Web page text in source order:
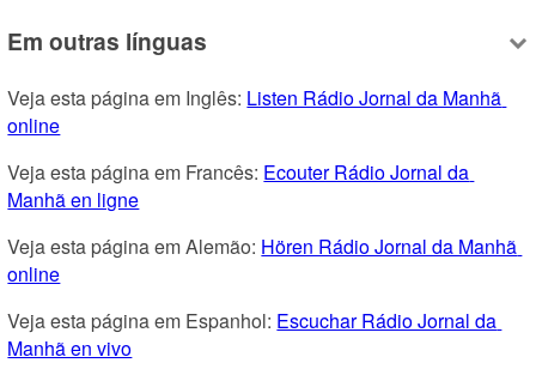
Em outras línguas
Veja esta página em Inglês: Listen Rádio Jornal da Manhã
online
Veja esta página em Francês: Ecouter Rádio Jornal da
Manhã en ligne
Veja esta página em Alemão: Hören Rádio Jornal da Manhã
online
Veja esta página em Espanhol: Escuchar Rádio Jornal da
Manhã en vivo